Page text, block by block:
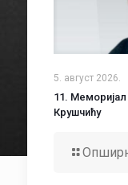
5. август 2026.
11. Меморијал
Крушчићу